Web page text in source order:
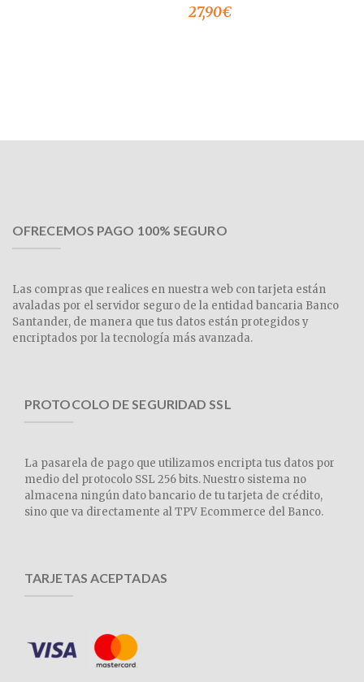
27,90€
OFRECEMOS PAGO 100% SEGURO
Las compras que realices en nuestra web con tarjeta están
avaladas por el servidor seguro de la entidad bancaria Banco
Santander, de manera que tus datos están protegidos y
encriptados por la tecnología más avanzada.
PROTOCOLO DE SEGURIDAD SSL
La pasarela de pago que utilizamos encripta tus datos por
medio del protocolo SSL 256 bits. Nuestro sistema no
almacena ningún dato bancario de tu tarjeta de crédito,
sino que va directamente al TPV Ecommerce del Banco.
TARJETAS ACEPTADAS